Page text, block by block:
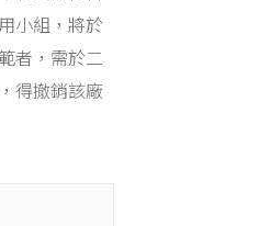
小組，將於
者，需於二
得撤銷該廠